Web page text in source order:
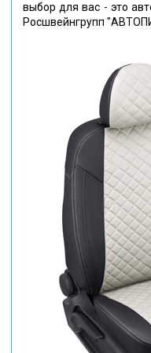
выбор для вас - это
Росшвейнгрупп